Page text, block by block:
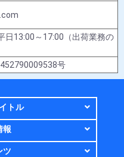
日13:00～17:00（出荷業務の
号
トル
報
ツ